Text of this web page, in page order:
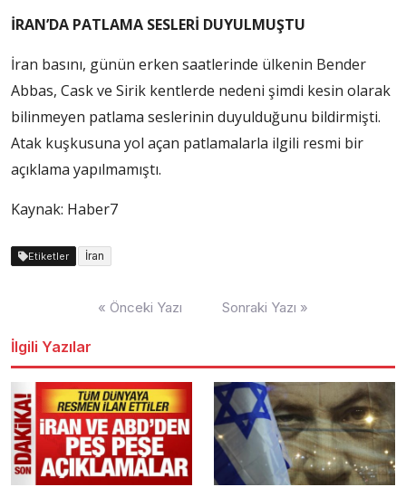
İRAN’DA PATLAMA SESLERİ DUYULMUŞTU
İran basını, günün erken saatlerinde ülkenin Bender
Abbas, Cask ve Sirik kentlerde nedeni şimdi kesin olarak
bilinmeyen patlama seslerinin duyulduğunu bildirmişti.
Atak kuşkusuna yol açan patlamalarla ilgili resmi bir
açıklama yapılmamıştı.
Kaynak: Haber7
Etiketler İran
« Önceki Yazı Sonraki Yazı »
İlgili Yazılar